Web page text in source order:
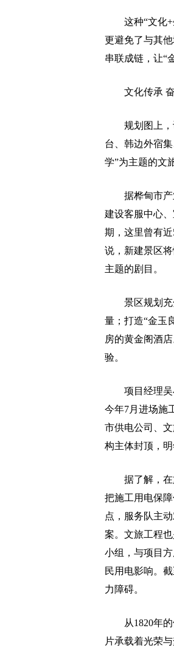
这种“文化+生
更避免了与其
串联成链，让“
文化传承 奋
规划图上，设
台、韩边外宿
学”为主题的文
据桦甸市产业
建设客服中心
期，这里曾有
说，新建景区
主题的剧目。
景区规划充分
量；打造“金玉
房的黄金阁酒
验。
项目经理吴小
今年7月进场施
市供电公司、
构主体封顶，
据了解，在施
把施工用电保
点，服务队主
案。文旅工程
小组，与项目
民用电影响。
力障碍。
从1820年的
片承载着光荣